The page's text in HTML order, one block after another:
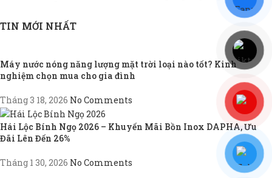
TIN MỚI NHẤT
Máy nước nóng năng lượng mặt trời loại nào tốt? Kinh
nghiệm chọn mua cho gia đình
Tháng 3 18, 2026 No Comments
Hái Lộc Bính Ngọ 2026 – Khuyến Mãi Bồn Inox DAPHA, Ưu
Đãi Lên Đến 26%
Tháng 1 30, 2026 No Comments